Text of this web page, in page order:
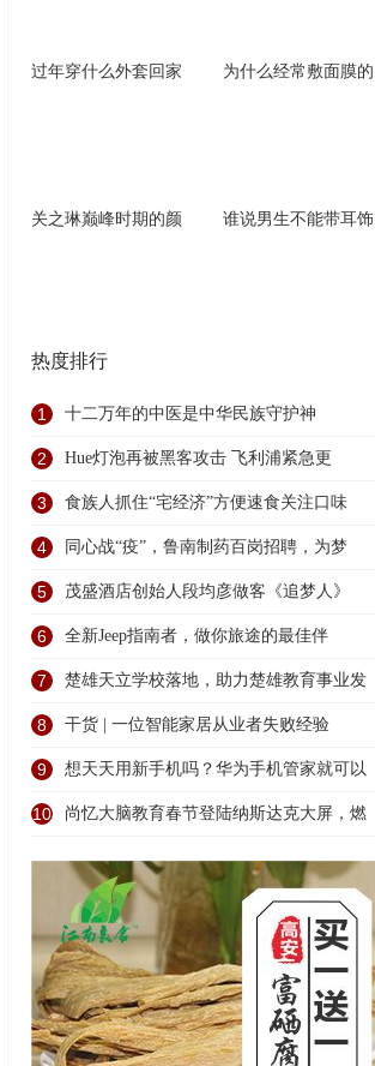
过年穿什么外套回家 为什么经常敷面膜的
关之琳巅峰时期的颜 谁说男生不能带耳饰
热度排行
1 十二万年的中医是中华民族守护神
2 Hue灯泡再被黑客攻击 飞利浦紧急更
3 食族人抓住“宅经济”方便速食关注口味
4 同心战“疫”，鲁南制药百岗招聘，为梦
5 茂盛酒店创始人段均彦做客《追梦人》
6 全新Jeep指南者，做你旅途的最佳伴
7 楚雄天立学校落地，助力楚雄教育事业发
8 干货 | 一位智能家居从业者失败经验
9 想天天用新手机吗？华为手机管家就可以
10 尚忆大脑教育春节登陆纳斯达克大屏，燃